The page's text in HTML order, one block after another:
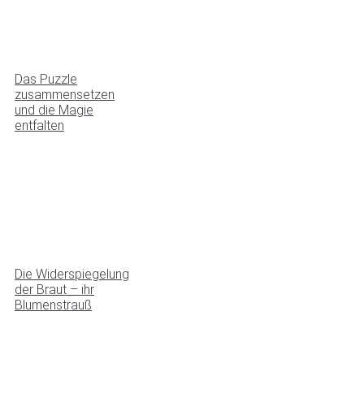
Das Puzzle
zusammensetzen
und die Magie
entfalten
Die Widerspiegelung
der Braut – ihr
Blumenstrauß